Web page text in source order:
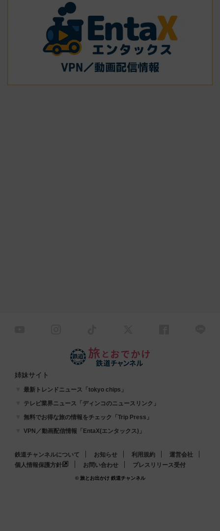
姉妹サイト
最新トレンドニュース「tokyo chips」
テレビ業界ニュース「ディンコのニュースリンク」
無料でお得な旅の情報をチェック「Trip Press」
VPN／動画配信情報「EntaX(エンタックス)」
鉄道チャンネルについて お知らせ 利用規約
運営会社
個人情報保護方針
お問い合わせ プレスリリース受付
© 旅とお出かけ 鉄道チャンネル